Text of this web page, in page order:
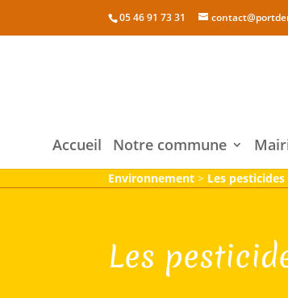
05 46 91 73 31
Accueil Notre commune
Environnement > Les pesticides
Les